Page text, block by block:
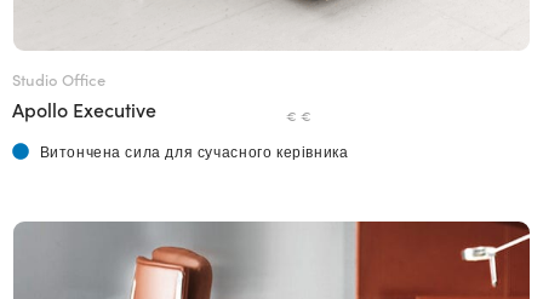
Studio Office
Apollo Executive € €
Витончена сила для сучасного керівника